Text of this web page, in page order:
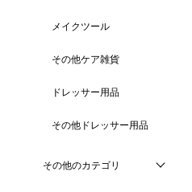
メイクツール
その他ケア雑貨
ドレッサー用品
その他ドレッサー用品
その他のカテゴリ